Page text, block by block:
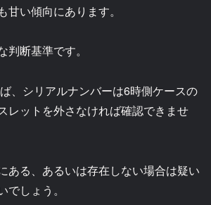
甘い傾向にあります。
断基準です。
、シリアルナンバーは6時側ケースの
レットを外さなければ確認できませ
ある、あるいは存在しない場合は疑い
でしょう。